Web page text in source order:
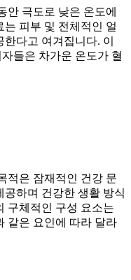
안 극도로 낮은 온도에
피부 및 전체적인 얼
다고 여겨집니다. 이
들은 차가운 온도가 혈
적은 잠재적인 건강 문
하며 건강한 생활 방식
구체적인 구성 요소는
같은 요인에 따라 달라